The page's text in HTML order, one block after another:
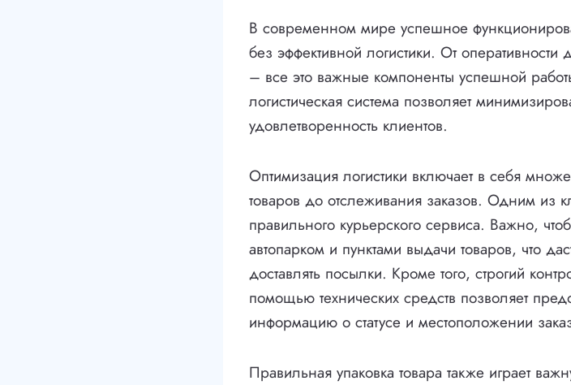
В современном мире успешное
без эффективной логистики. От
– все это важные компоненты успешной
логистическая система позволяет
удовлетворенность клиентов.
Оптимизация логистики включает в себя
товаров до отслеживания заказов. Одним из
правильного курьерского сервиса. Важно,
автопарком и пунктами выдачи товаров, что
доставлять посылки. Кроме того, строгий
помощью технических средств позволяет
информацию о статусе и местоположении
Правильная упаковка товара также играет